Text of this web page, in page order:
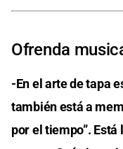
Ofrenda
-En el arte de tapa
también está a
por el tiempo”.